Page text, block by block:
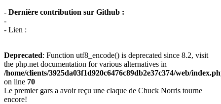
- Dernière contribution sur Github :
-
- Lien :
Deprecated: Function utf8_encode() is deprecated since 8.2, visit
the php.net documentation for various alternatives in
/home/clients/3925da03f1d920c6476c89db2e37c374/web/
on line 70
Le premier gars a avoir reçu une claque de Chuck Norris tourne
encore!